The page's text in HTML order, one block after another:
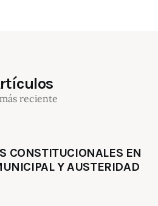
reciente
CONSTITUCIONALES EN
Y AUSTERIDAD